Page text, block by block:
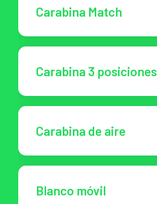
Carabina Match
Carabina 3 posiciones
Carabina de aire
Blanco móvil